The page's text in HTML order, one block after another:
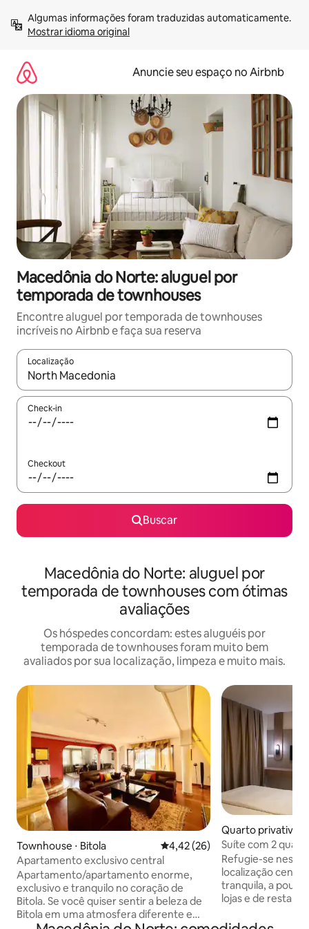
para
Mostrar idioma original
Anuncie seu espaço no Airbnb
Macedônia do Norte: aluguel por
temporada de townhouses
Encontre aluguel por temporada de townhouses
incríveis no Airbnb e faça sua reserva
Localização
Quando os resultados estiverem disponíveis, explore-os
Check-in
Checkout
Buscar
Macedônia do Norte: aluguel por
temporada de townhouses com ótimas
avaliações
Os hóspedes concordam: estes aluguéis por
temporada de townhouses foram muito bem
avaliados por sua localização, limpeza e muito mais.
Townhouse ⋅ Bitola 4,42 de uma avaliação média
4,42 (26)
Apartamento exclusivo central
Apartamento/apartamento enorme,
exclusivo e tranquilo no coração de
Bitola. Se você quiser sentir a beleza de
Bitola em uma atmosfera diferente e
Quarto privativo ⋅
Suíte com 2
Acesso privativo |
Refugie-se neste
localização
tranquila, a
lojas e de restaurantes.
Galichica, esta